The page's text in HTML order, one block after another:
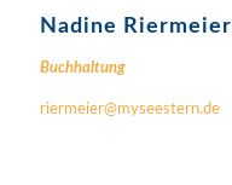
Nadine Riermeier
Buchhaltung
riermeier@myseestern.de